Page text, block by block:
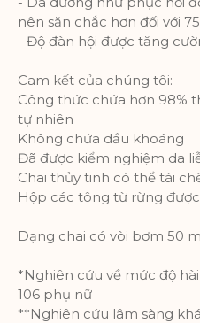
nên săn chắc hơn đối với
- Độ đàn hội được tăng
Cam kết của chúng tôi:
Công thức chứa hơn 98%
tự nhiên
Không chứa dầu khoáng
Đã được kiểm nghiệm da
Chai thủy tinh có thể tái
Hộp các tông từ rừng
Dạng chai có vòi bơm 50
*Nghiên cứu về mức độ
106 phụ nữ
**Nghiên cứu lâm sàng
Một bộ cookie để
dụng trang web
cá nhân từng
Thông số sản phẩm